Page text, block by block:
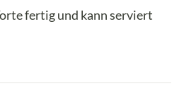
fertig und kann serviert